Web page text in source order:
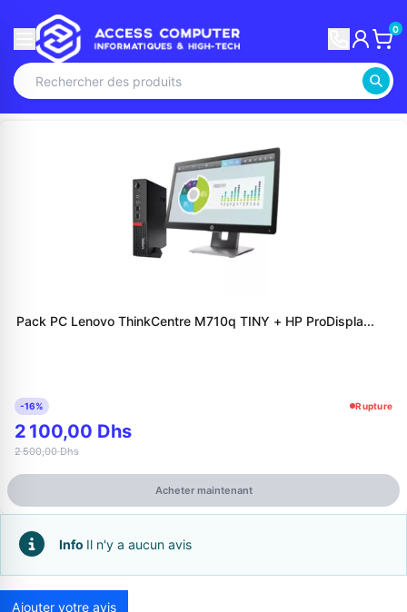
0
Pack PC Lenovo ThinkCentre M710q TINY + HP ProDispla...
-16% Rupture
2 100,00 Dhs
2 500,00 Dhs
Acheter maintenant
Info Il n'y a aucun avis
Ajouter votre avis